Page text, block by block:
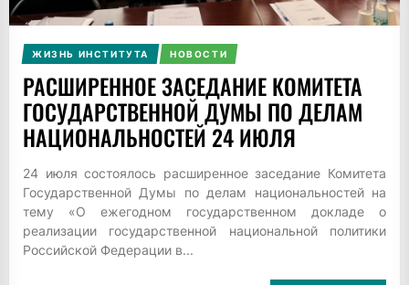
ЖИЗНЬ ИНСТИТУТА НОВОСТИ
РАСШИРЕННОЕ ЗАСЕДАНИЕ КОМИТЕТА
ГОСУДАРСТВЕННОЙ ДУМЫ ПО ДЕЛАМ
НАЦИОНАЛЬНОСТЕЙ 24 ИЮЛЯ
24 июля состоялось расширенное заседание Комитета
Государственной Думы по делам национальностей на
тему «О ежегодном государственном докладе о
реализации государственной национальной политики
Российской Федерации в...